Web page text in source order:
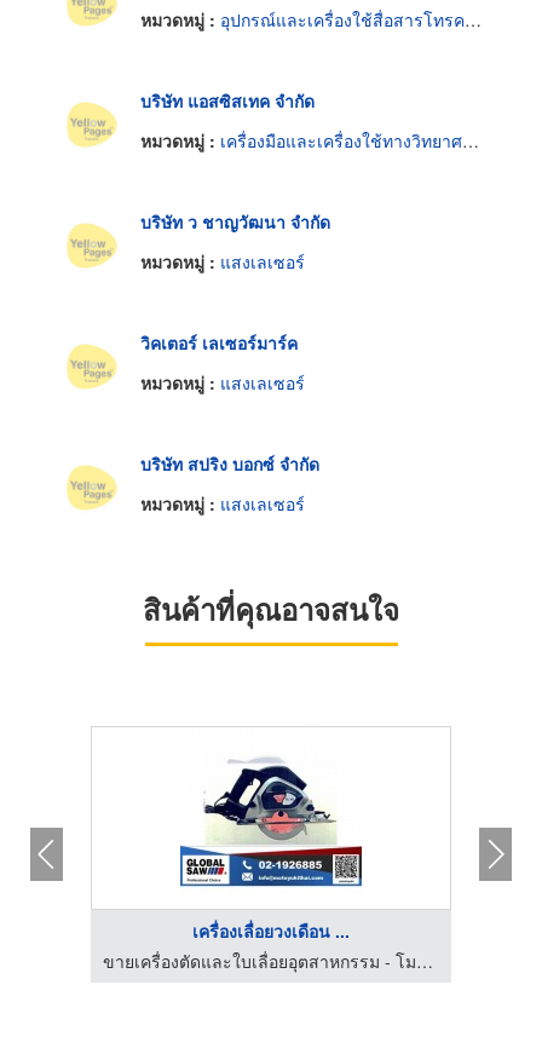
หมวดหมู่ : อุปกรณ์และเครื่องใช้สื่อสารโทรคมนาคม
บริษัท แอสซิสเทค จำกัด
หมวดหมู่ : เครื่องมือและเครื่องใช้ทางวิทยาศาสตร์
บริษัท ว ชาญวัฒนา จำกัด
หมวดหมู่ : แสงเลเซอร์
วิคเตอร์ เลเซอร์มาร์ค
หมวดหมู่ : แสงเลเซอร์
บริษัท สปริง บอกซ์ จำกัด
หมวดหมู่ : แสงเลเซอร์
สินค้าที่คุณอาจสนใจ
เครื่องเลื่อยวงเดือน ...
ขายเครื่องตัดและใบเลื่อยอุตสาหกรรม - โมโตยูกิ